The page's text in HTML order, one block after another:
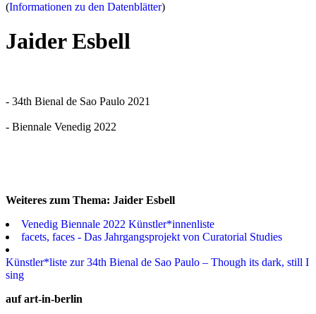
(Informationen zu den Datenblätter)
Jaider Esbell
- 34th Bienal de Sao Paulo 2021
- Biennale Venedig 2022
Weiteres zum Thema: Jaider Esbell
Venedig Biennale 2022 Künstler*innenliste
facets, faces - Das Jahrgangsprojekt von Curatorial Studies
Künstler*liste zur 34th Bienal de Sao Paulo – Though its dark, still I
sing
auf art-in-berlin